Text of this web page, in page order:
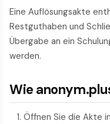
Eine Auflösungsakte
Restguthaben und
Übergabe an ein
werden.
Wie
Öffnen Sie die Akte